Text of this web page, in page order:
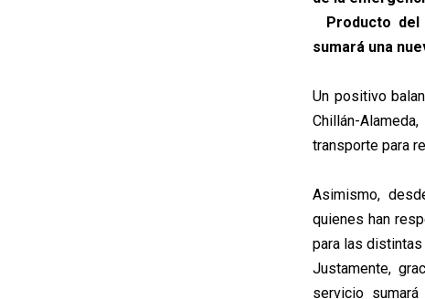
Producto del
sumará una
Un positivo
Chillán-
transporte para
Asimismo,
quienes han
para las
Justamente,
servicio